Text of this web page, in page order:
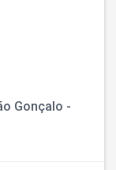
Gonçalo -